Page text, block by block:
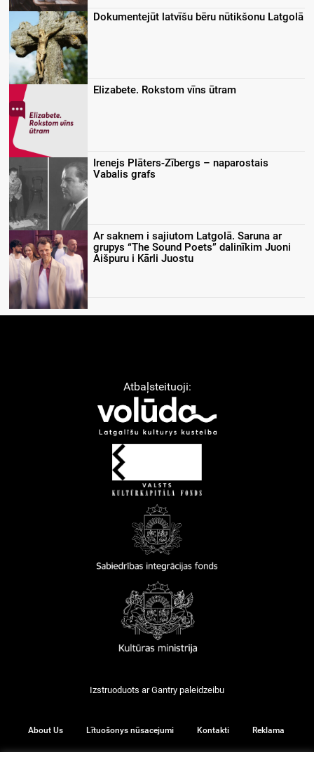
Dokumentejūt latvīšu bēru nūtikšonu Latgolā
Elizabete. Rokstom vīns ūtram
Irenejs Plāters-Zībergs – naparostais
Vabalis grafs
Ar saknem i sajiutom Latgolā. Saruna ar
grupys “The Sound Poets” dalinīkim Juoni
Aišpuru i Kārli Juostu
Atbaļsteituoji:
Izstruoduots arGantry paleidzeibu
About Us Lītuošonys nūsacejumi Kontakti Reklama